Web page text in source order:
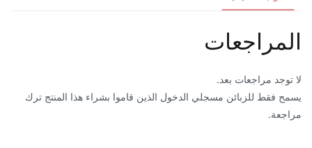
المراجعات
لا توجد مراجعات بعد.
يسمح فقط للزبائن مسجلي الدخول الذين قاموا بشراء هذا المنتج ترك
مراجعة.